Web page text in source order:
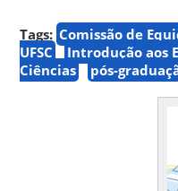
Tags: Comissão de
UFSC
Introdução aos
Ciências
pós-